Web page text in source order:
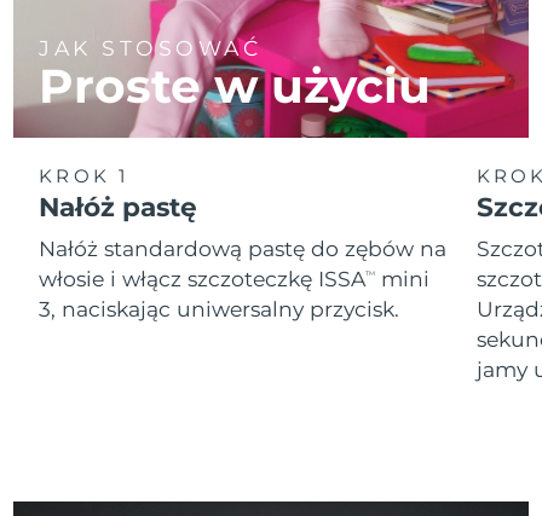
JAK STOSOWAĆ
Proste w użyciu
KROK 1
Nałóż pastę
Nałóż standardową pastę do zębów na
włosie i włącz szczoteczkę ISSATM
mini
3, naciskając uniwersalny przycisk.
jamy